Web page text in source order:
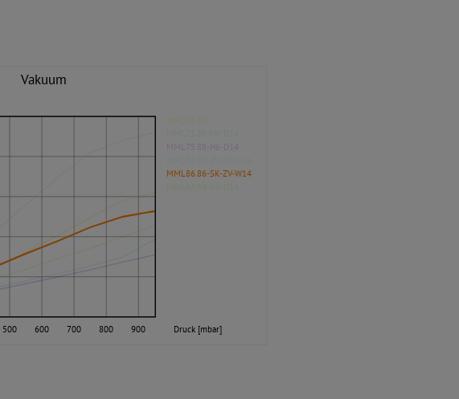
Vakuum
Druck [mbar]
500 600 700 800 900
MML75.85-
MML75.88-H6-D14
MML86.86-SK-ZV-W14